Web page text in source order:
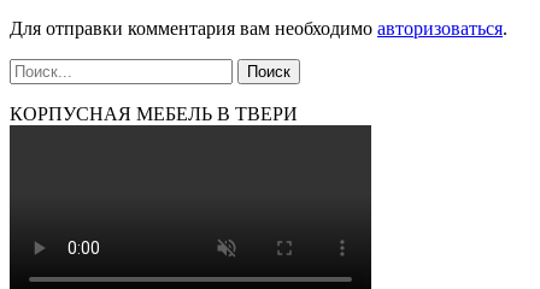
Для отправки комментария вам необходимо авторизоваться.
КОРПУСНАЯ МЕБЕЛЬ В ТВЕРИ